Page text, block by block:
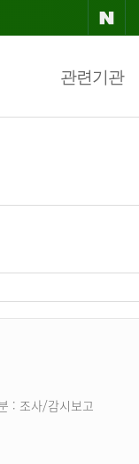
관련기관
: 조사/감시보고